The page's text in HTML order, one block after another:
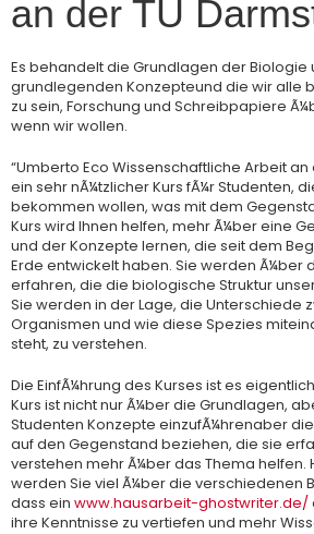
an der TU
Es behandelt die Grundlagen der Biologie
grundlegenden Konzepteund die wir alle
zu sein, Forschung und Schreibpapiere
wenn wir wollen.
“Umberto Eco Wissenschaftliche Arbeit an
ein sehr nÃ¼tzlicher Kurs fÃ¼r Studenten,
bekommen wollen, was mit dem
Kurs wird Ihnen helfen, mehr Ã¼ber eine
und der Konzepte lernen, die seit dem
Erde entwickelt haben. Sie werden Ã¼ber
erfahren, die die biologische Struktur
Sie werden in der Lage, die Unterschiede
Organismen und wie diese Spezies
steht, zu verstehen.
Die EinfÃ¼hrung des Kurses ist es
Kurs ist nicht nur Ã¼ber die Grundlagen,
Studenten Konzepte einzufÃ¼hrenaber
auf den Gegenstand beziehen, die sie
verstehen mehr Ã¼ber das Thema helfen.
werden Sie viel Ã¼ber die verschiedenen
dass ein www.hausarbeit-ghostwriter.de/
ihre Kenntnisse zu vertiefen und mehr